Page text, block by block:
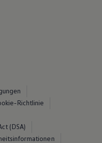
Richtlinie
(DSA)